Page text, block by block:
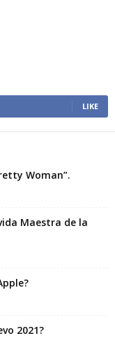
LIKE
Woman”.
Maestra de la
2021?